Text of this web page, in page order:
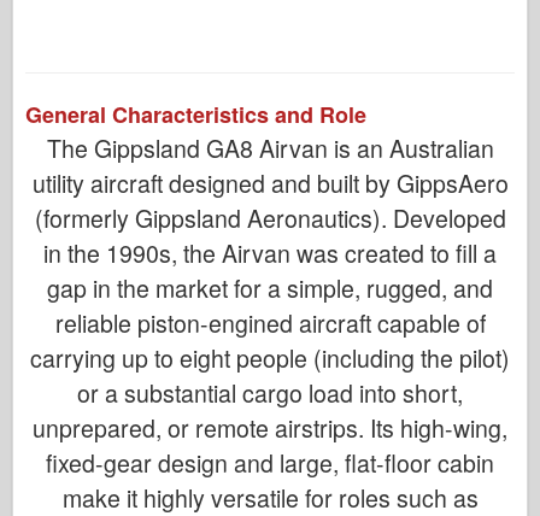
General Characteristics and Role
The Gippsland GA8 Airvan is an Australian
utility aircraft designed and built by GippsAero
(formerly Gippsland Aeronautics). Developed
in the 1990s, the Airvan was created to fill a
gap in the market for a simple, rugged, and
reliable piston-engined aircraft capable of
carrying up to eight people (including the pilot)
or a substantial cargo load into short,
unprepared, or remote airstrips. Its high-wing,
fixed-gear design and large, flat-floor cabin
make it highly versatile for roles such as